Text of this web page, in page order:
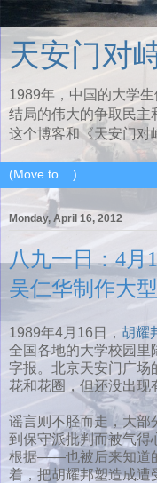
天安门对
1989年，中国的大学生
结局的伟大的争取民主
这个博客和《天安门对
Monday, April 16, 2012
八九一日：4月
吴仁华制作大
1989年4月16日， 胡耀
全国各地的大学校园里
字报。北京天安门广场
花和花圈，但还没出现
谣言则不胫而走，大部
到保守派批判而被气得
根据——也被后来知道
着，把胡耀邦塑造成遭